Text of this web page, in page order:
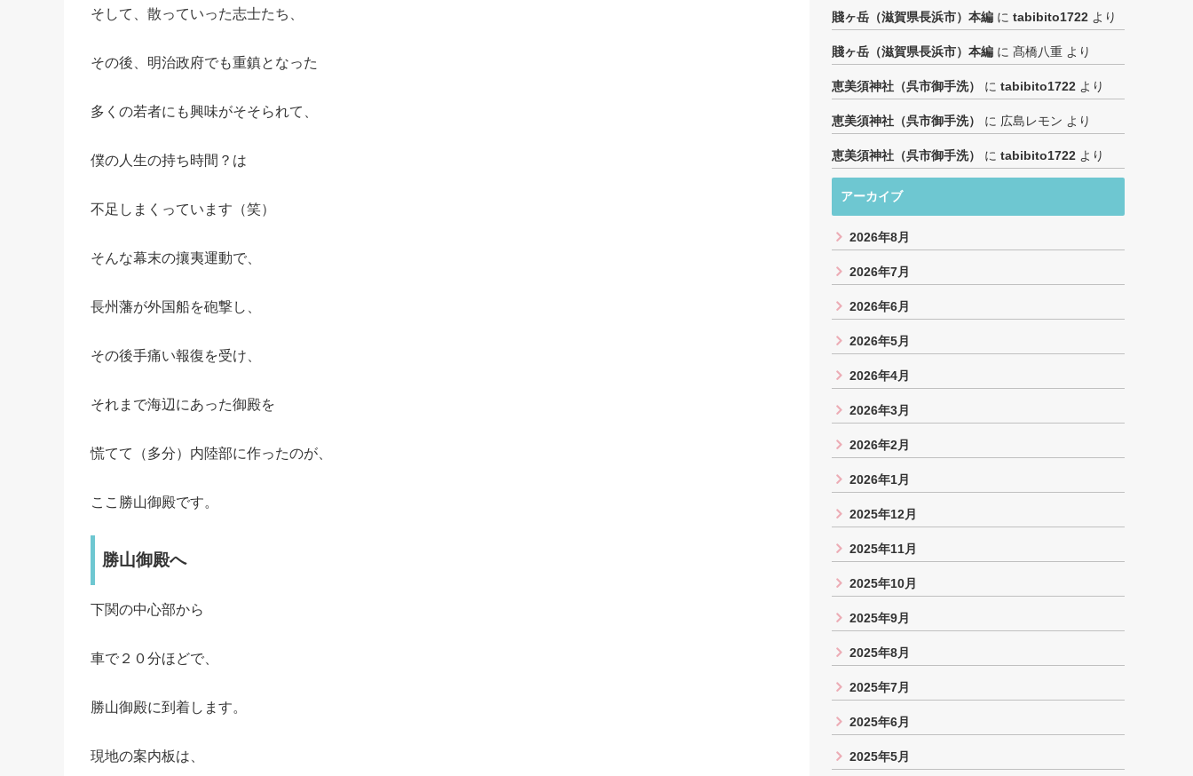
そして、散っていった志士たち、
その後、明治政府でも重鎮となった
多くの若者にも興味がそそられて、
僕の人生の持ち時間？は
不足しまくっています（笑）
そんな幕末の攘夷運動で、
長州藩が外国船を砲撃し、
その後手痛い報復を受け、
それまで海辺にあった御殿を
慌てて（多分）内陸部に作ったのが、
ここ勝山御殿です。
勝山御殿へ
下関の中心部から
車で２０分ほどで、
勝山御殿に到着します。
現地の案内板は、
賤ヶ岳（滋賀県長浜市）本編 に tabibito1722 より
賤ヶ岳（滋賀県長浜市）本編 に 髙橋八重 より
恵美須神社（呉市御手洗） に tabibito1722 より
恵美須神社（呉市御手洗） に 広島レモン より
恵美須神社（呉市御手洗） に tabibito1722 より
アーカイブ
2026年8月
2026年7月
2026年6月
2026年5月
2026年4月
2026年3月
2026年2月
2026年1月
2025年12月
2025年11月
2025年10月
2025年9月
2025年8月
2025年7月
2025年6月
2025年5月